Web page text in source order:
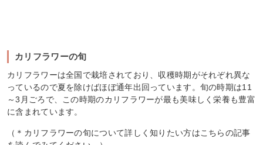
カリフラワーの旬
カリフラワーは全国で栽培されており、収穫時期がそれぞれ異な
っているので夏を除けばほぼ通年出回っています。旬の時期は11
～3月ごろで、この時期のカリフラワーが最も美味しく栄養も豊富
に含まれています。
（＊カリフラワーの旬について詳しく知りたい方はこちらの記事